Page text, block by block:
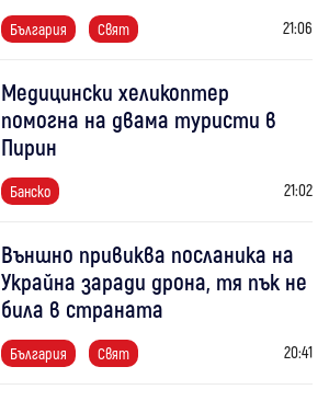
България Свят 21:06
Медицински хеликоптер
помогна на двама туристи в
Пирин
Банско 21:02
Външно привиква посланика на
Украйна заради дрона, тя пък не
била в страната
България Свят 20:41